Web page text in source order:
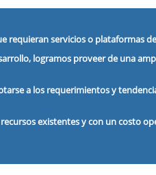
requieran servicios o plataformas
logramos proveer de una
a los requerimientos y
existentes y con un costo